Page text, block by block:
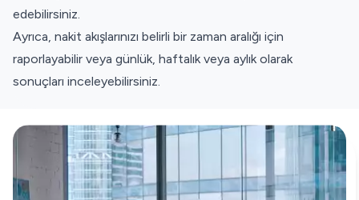
edebilirsiniz.
Ayrıca, nakit akışlarınızı belirli bir zaman aralığı için
raporlayabilir veya günlük, haftalık veya aylık olarak
sonuçları inceleyebilirsiniz.